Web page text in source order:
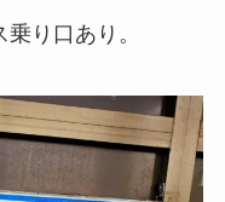
り口あり。